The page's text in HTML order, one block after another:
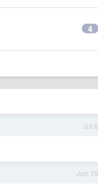
4
Jul 6
Jun 19